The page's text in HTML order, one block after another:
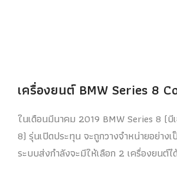
เครื่องยนต์ BMW Series 8
ในเดือนมีนาคม 2019 BMW Series 8 (บี
8) รุ่นเปิดประทุน จะถูกวางจำหน่ายอย่าง
ระบบส่งกำลังจะมีให้เลือก 2 เครื่องยนต์ไ